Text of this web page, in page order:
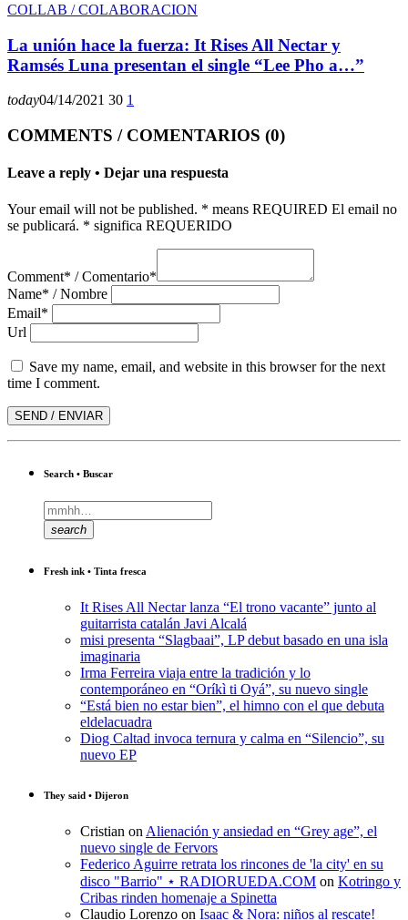
COLLAB / COLABORACION
La unión hace la fuerza: It Rises All Nectar y
Ramsés Luna presentan el single “Lee Pho a…”
today04/14/2021 30 1
COMMENTS / COMENTARIOS (0)
Leave a reply • Dejar una respuesta
Your email will not be published. * means REQUIRED El email no
se publicará. * significa REQUERIDO
Comment* / Comentario*
Name* / Nombre
Email*
Url
Save my name, email, and website in this browser for the next
time I comment.
Search • Buscar
search
Fresh ink • Tinta fresca
It Rises All Nectar lanza “El trono vacante” junto al
guitarrista catalán Javi Alcalá
misi presenta “Slagbaai”, LP debut basado en una isla
imaginaria
Irma Ferreira viaja entre la tradición y lo
contemporáneo en “Oríkì ti Oyá”, su nuevo single
“Está bien no estar bien”, el himno con el que debuta
eldelacuadra
Diog Caltad invoca ternura y calma en “Silencio”, su
nuevo EP
They said • Dijeron
Cristian on Alienación y ansiedad en “Grey age”, el
nuevo single de Fervors
Federico Aguirre retrata los rincones de 'la city' en su
disco "Barrio" ⋆ RADIORUEDA.COM on Kotringo y
Cribas rinden homenaje a Spinetta
Claudio Lorenzo on Isaac & Nora: niños al rescate!